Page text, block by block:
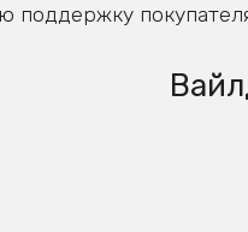
поддержку